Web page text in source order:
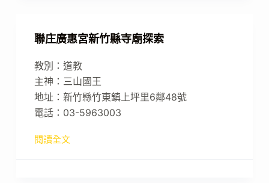
聯庄廣惠宮新竹縣寺廟探索
教別：道教
主神：三山國王
地址：新竹縣竹東鎮上坪里6鄰48號
電話：03-5963003
閱讀全文